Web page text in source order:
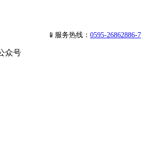
📱服务热线： 0595-26862886-7